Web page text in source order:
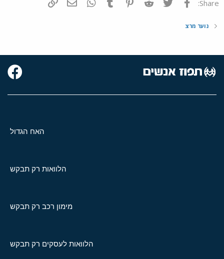
Share:
נוער מרצ
האח הגדול
הלוואות רק תבקש
מימון רכב רק תבקש
הלוואות לעסקים רק תבקש